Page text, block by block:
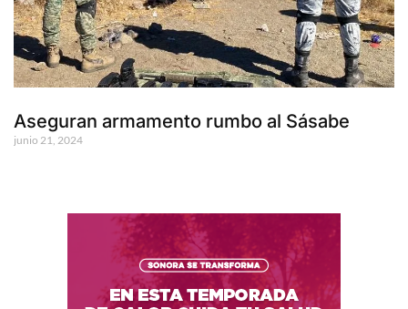
Aseguran armamento rumbo al Sásabe
junio 21, 2024